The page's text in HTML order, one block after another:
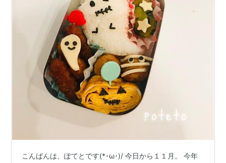
こんばんは、ぽてとです(*･ω･)/ 今日から１１月。 今年